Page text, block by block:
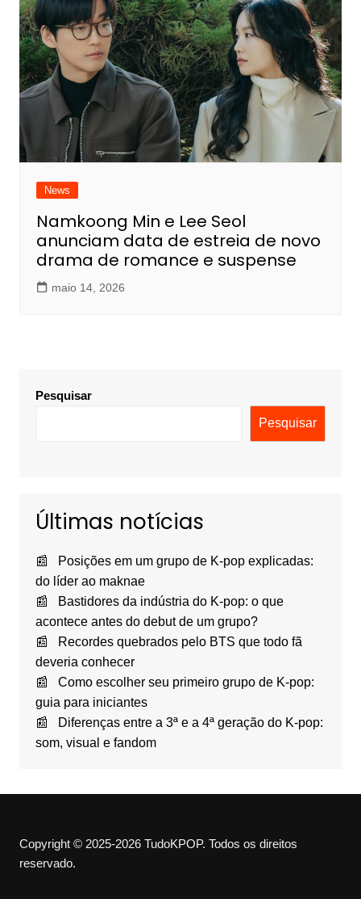
News
Namkoong Min e Lee Seol
anunciam data de estreia de novo
drama de romance e suspense
maio 14, 2026
Pesquisar
Pesquisar
Últimas notícias
Posições em um grupo de K-pop explicadas:
do líder ao maknae
Bastidores da indústria do K-pop: o que
acontece antes do debut de um grupo?
Recordes quebrados pelo BTS que todo fã
deveria conhecer
Como escolher seu primeiro grupo de K-pop:
guia para iniciantes
Diferenças entre a 3ª e a 4ª geração do K-pop:
som, visual e fandom
Copyright © 2025-2026 TudoKPOP. Todos os direitos
reservado.